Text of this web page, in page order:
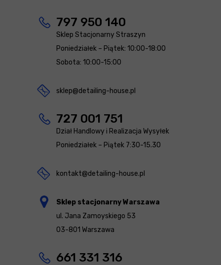
797 950 140
Sklep Stacjonarny Straszyn
Poniedziałek – Piątek: 10:00-18:00
Sobota: 10:00-15:00
sklep@detailing-house.pl
727 001 751
Dział Handlowy i Realizacja Wysyłek
Poniedziałek – Piątek 7:30-15.30
kontakt@detailing-house.pl
Sklep stacjonarny Warszawa
ul. Jana Zamoyskiego 53
03-801 Warszawa
661 331 316